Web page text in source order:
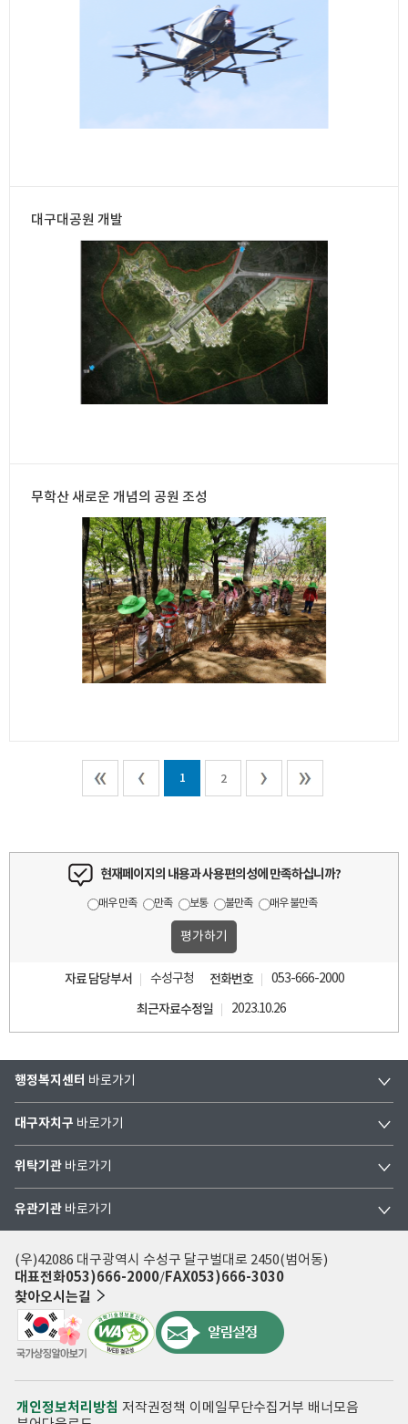
대구대공원 개발
무학산 새로운 개념의 공원 조성
1 2
현재페이지의 내용과 사용편의성에 만족하십니까?
매우 만족 만족 보통 불만족 매우 불만족
자료 담당부서 수성구청 전화번호 053-666-2000
최근자료수정일 2023.10.26
행정복지센터 바로가기
대구자치구 바로가기
위탁기관 바로가기
유관기관 바로가기
(우)42086 대구광역시 수성구 달구벌대로 2450(범어동)
대표전화053)666-2000 FAX053)666-3030
찾아오시는길
개인정보처리방침 저작권정책 이메일무단수집거부 배너모음